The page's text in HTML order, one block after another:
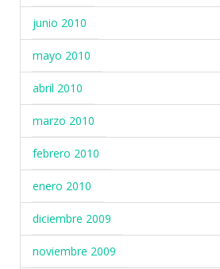
junio 2010
mayo 2010
abril 2010
marzo 2010
febrero 2010
enero 2010
diciembre 2009
noviembre 2009